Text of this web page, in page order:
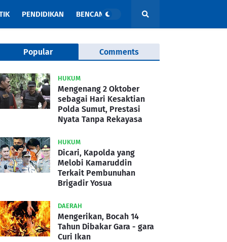
PENDIDIKAN BENCANA
Popular Comments
HUKUM
Mengenang 2 Oktober
sebagai Hari Kesaktian
Polda Sumut, Prestasi
Nyata Tanpa Rekayasa
HUKUM
Dicari, Kapolda yang
Melobi Kamaruddin
Terkait Pembunuhan
Brigadir Yosua
DAERAH
Mengerikan, Bocah 14
Tahun Dibakar Gara - gara
Curi Ikan